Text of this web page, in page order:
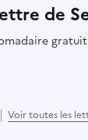
de
gratuit
Voir toutes les